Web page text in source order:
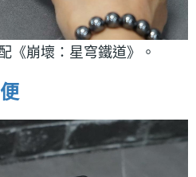
崩壞：星穹鐵道》。